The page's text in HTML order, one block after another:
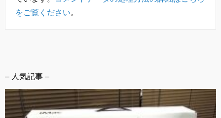
をご覧ください。
– 人気記事 –